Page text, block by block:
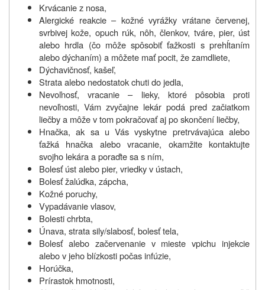
Krvácanie z nosa,
Alergické reakcie – kožné vyrážky vrátane červenej,
svrbivej kože, opuch rúk, nôh, členkov, tváre, pier, úst
alebo hrdla (čo môže spôsobiť ťažkosti s prehĺtaním
alebo dýchaním) a môžete mať pocit, že zamdliete,
Dýchavičnosť, kašeľ,
Strata alebo nedostatok chuti do jedla,
Nevoľnosť, vracanie – lieky, ktoré pôsobia proti
nevoľnosti, Vám zvyčajne lekár podá pred začiatkom
liečby a môže v tom pokračovať aj po skončení liečby,
Hnačka, ak sa u Vás vyskytne pretrvávajúca alebo
ťažká hnačka alebo vracanie, okamžite kontaktujte
svojho lekára a poraďte sa s ním,
Bolesť úst alebo pier, vriedky v ústach,
Bolesť žalúdka, zápcha,
Kožné poruchy,
Vypadávanie vlasov,
Bolesti chrbta,
Únava, strata sily/slabosť, bolesť tela,
Bolesť alebo začervenanie v mieste vpichu injekcie
alebo v jeho blízkosti počas infúzie,
Horúčka,
Prírastok hmotnosti,